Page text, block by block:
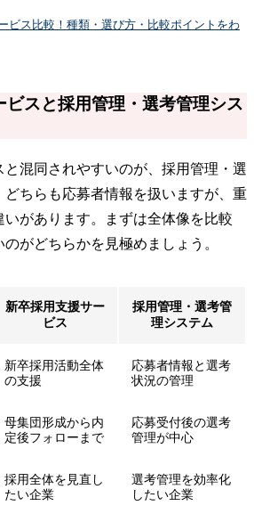
ビス比較！種類・選び方・比較ポイントをわ
ビスと採用管理・選考管理シス
混同されやすいのが、採用管理・選
ちらも応募者情報を扱いますが、重
があります。まずは全体像を比較
がどちらかを見極めましょう。
新卒採用支援サー
ビス
採用管理・選考管
理システム
新卒採用活動全体
の支援
応募者情報と選考
状況の管理
母集団形成から内
定後フォローまで
応募受付後の選考
管理が中心
採用全体を見直し
たい企業
選考管理を効率化
したい企業